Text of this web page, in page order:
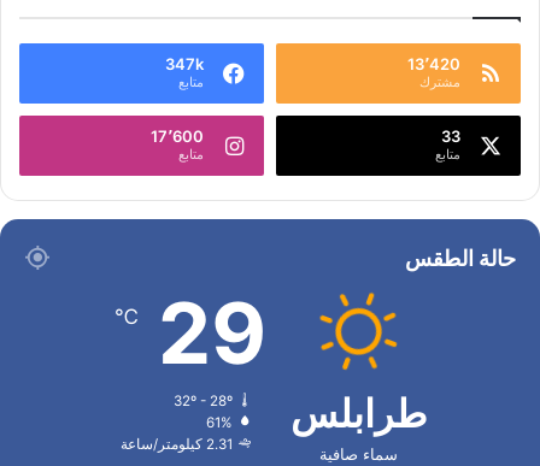
13٬420
مشترك
347k
متابع
33
متابع
17٬600
متابع
حالة الطقس
طرابلس
سماء صافية
29
℃
32º - 28º
61%
2.31 كيلومتر/ساعة